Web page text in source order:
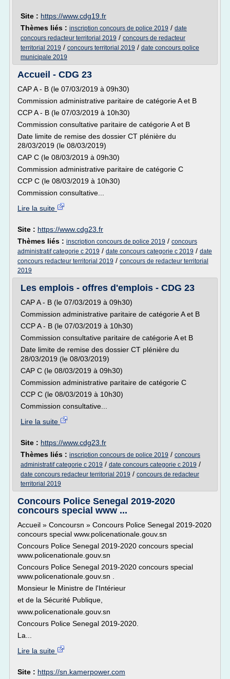
Site : https://www.cdg19.fr
Thèmes liés : inscription concours de police 2019 / date
concours redacteur territorial 2019 / concours de redacteur
territorial 2019 / concours territorial 2019 / date concours police
municipale 2019
Accueil - CDG 23
CAP A - B (le 07/03/2019 à 09h30)
Commission administrative paritaire de catégorie A et B
CCP A - B (le 07/03/2019 à 10h30)
Commission consultative paritaire de catégorie A et B
Date limite de remise des dossier CT plénière du
28/03/2019 (le 08/03/2019)
CAP C (le 08/03/2019 à 09h30)
Commission administrative paritaire de catégorie C
CCP C (le 08/03/2019 à 10h30)
Commission consultative...
Lire la suite
Site : https://www.cdg23.fr
Thèmes liés : inscription concours de police 2019 / concours
administratif categorie c 2019 / date concours categorie c 2019 / date
concours redacteur territorial 2019 / concours de redacteur territorial
2019
Les emplois - offres d'emplois - CDG 23
CAP A - B (le 07/03/2019 à 09h30)
Commission administrative paritaire de catégorie A et B
CCP A - B (le 07/03/2019 à 10h30)
Commission consultative paritaire de catégorie A et B
Date limite de remise des dossier CT plénière du
28/03/2019 (le 08/03/2019)
CAP C (le 08/03/2019 à 09h30)
Commission administrative paritaire de catégorie C
CCP C (le 08/03/2019 à 10h30)
Commission consultative...
Lire la suite
Site : https://www.cdg23.fr
Thèmes liés : inscription concours de police 2019 / concours
administratif categorie c 2019 / date concours categorie c 2019 /
date concours redacteur territorial 2019 / concours de redacteur
territorial 2019
Concours Police Senegal 2019-2020
concours special www ...
Accueil » Concoursn » Concours Police Senegal 2019-2020
concours special www.policenationale.gouv.sn
Concours Police Senegal 2019-2020 concours special
www.policenationale.gouv.sn
Concours Police Senegal 2019-2020 concours special
www.policenationale.gouv.sn .
Monsieur le Ministre de l'Intérieur
et de la Sécurité Publique,
www.policenationale.gouv.sn
Concours Police Senegal 2019-2020.
La...
Lire la suite
Site : https://sn.kamerpower.com